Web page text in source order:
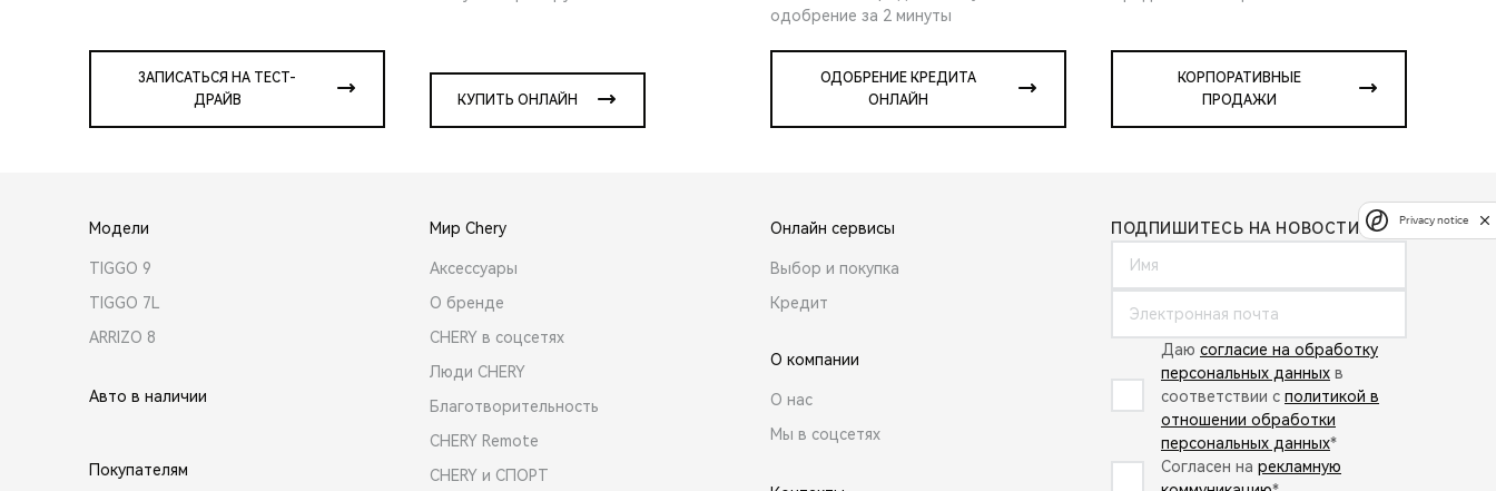
ЗАПИСАТЬСЯ НА ТЕСТ-
ДРАЙВ
КУПИТЬ ОНЛАЙН
одобрение за 2 минуты
ОДОБРЕНИЕ КРЕДИТА
ОНЛАЙН
КОРПОРАТИВНЫЕ
ПРОДАЖИ
Модели
TIGGO 9
TIGGO 7L
ARRIZO 8
Авто в наличии
Покупателям
Мир Chery
Аксессуары
О бренде
CHERY в соцсетях
Люди CHERY
Благотворительность
CHERY Remote
CHERY и СПОРТ
Онлайн сервисы
Выбор и покупка
Кредит
О компании
О нас
Мы в соцсетях
ПОДПИШИТЕСЬ НА НОВОСТИ:
Даю согласие на обработку
персональных данных в
соответствии с политикой в
отношении обработки
персональных данных*
Согласен на рекламную
Privacy notice